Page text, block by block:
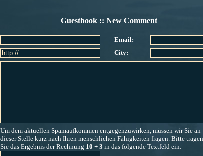
Guestbook :: New Comment
Email:
City:
Um dem aktuellen Spamaufkommen entgegenzuwirken, müssen wir Sie an
dieserStelle kurz nach Ihren menschlichen Fähigkeiten fragen. Bitte tragen
Sie das Ergebnis der Rechnung 10 + 3 in das folgende Textfeld ein: